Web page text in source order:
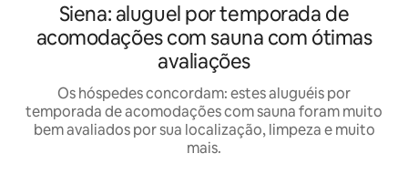
Siena: aluguel por temporada de
acomodações com sauna com ótimas
avaliações
Os hóspedes concordam: estes aluguéis por
temporada de acomodações com sauna foram muito
bem avaliados por sua localização, limpeza e muito
mais.